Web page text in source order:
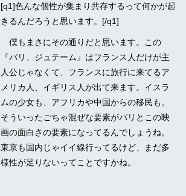
[q1]色んな個性が集まり共存するって何かが起
きるんだろうと思います。[/q1]
僕もまさにその通りだと思います。この
『パリ、ジュテーム』はフランス人だけが主
人公じゃなくて、フランスに旅行に来てるア
メリカ人、イギリス人が出て来ます。イスラ
ムの少女も、アフリカや中国からの移民も。
そういったごちゃ混ぜな要素がパリとこの映
画の面白さの要素になってるんでしょうね。
東京も国内じゃイイ線行ってるけど、まだ多
様性が足りないってことですかね。